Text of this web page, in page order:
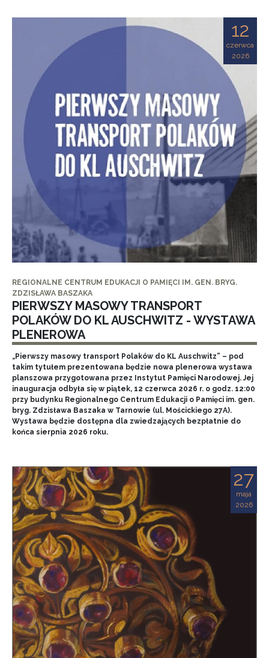
12
czerwca
2026
REGIONALNE CENTRUM EDUKACJI O PAMIĘCI IM. GEN. BRYG.
ZDZISŁAWA BASZAKA
PIERWSZY MASOWY TRANSPORT
POLAKÓW DO KL AUSCHWITZ - WYSTAWA
PLENEROWA
„Pierwszy masowy transport Polaków do KL Auschwitz” – pod
takim tytułem prezentowana będzie nowa plenerowa wystawa
planszowa przygotowana przez Instytut Pamięci Narodowej. Jej
inauguracja odbyła się w piątek, 12 czerwca 2026 r. o godz. 12:00
przy budynku Regionalnego Centrum Edukacji o Pamięci im. gen.
bryg. Zdzisława Baszaka w Tarnowie (ul. Mościckiego 27A).
Wystawa będzie dostępna dla zwiedzających bezpłatnie do
końca sierpnia 2026 roku.
27
maja
2026